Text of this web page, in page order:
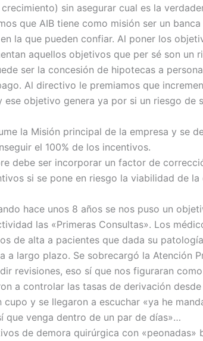
sin asegurar cual es la
que AIB tiene como misión ser un
la que pueden confiar. Al poner los
aquellos objetivos que per sé son un
ser la concesión de hipotecas a
Al directivo le premiamos que
ese objetivo genera ya por si un riesgo de
la Misión principal de la empresa y se
el 100% de los incentivos.
debe ser incorporar un factor de
si se pone en riesgo la viabilidad de la
hace unos 8 años se nos puso un
las «Primeras Consultas». Los
de alta a pacientes que dada su
a largo plazo. Se sobrecargó la Atención
revisiones, eso sí que nos figuraran
a controlar las tasas de derivación
cupo y se llegaron a escuchar «ya he
que venga dentro de un par de días»…
de demora quirúrgica con «peonadas»